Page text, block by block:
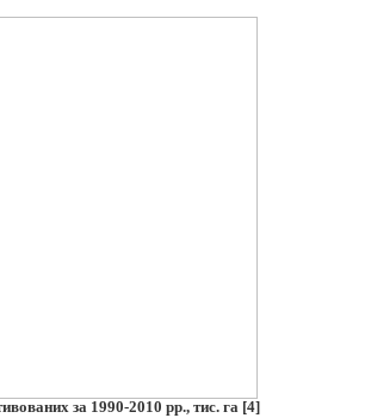
за 1990-2010 рр., тис. га [4]